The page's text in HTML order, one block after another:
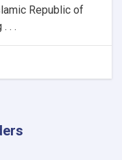
Republic of
. .